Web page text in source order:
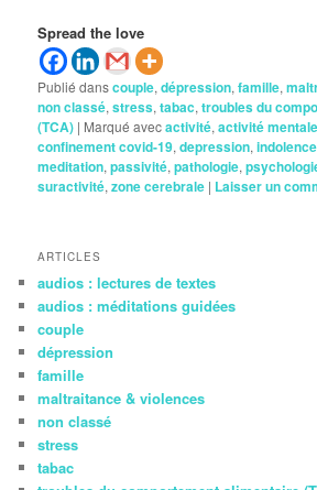
Spread the love
Publié danscouple,dépression,famille,
non classé,stress,tabac,troubles du
(TCA) | Marqué avecactivité,activité mentale
confinement covid-19,depression,indolence
meditation,passivité,pathologie,
suractivité,zone cerebrale | Laisser un
ARTICLES
audios : lectures de textes
audios : méditations guidées
couple
dépression
famille
maltraitance & violences
non classé
stress
tabac